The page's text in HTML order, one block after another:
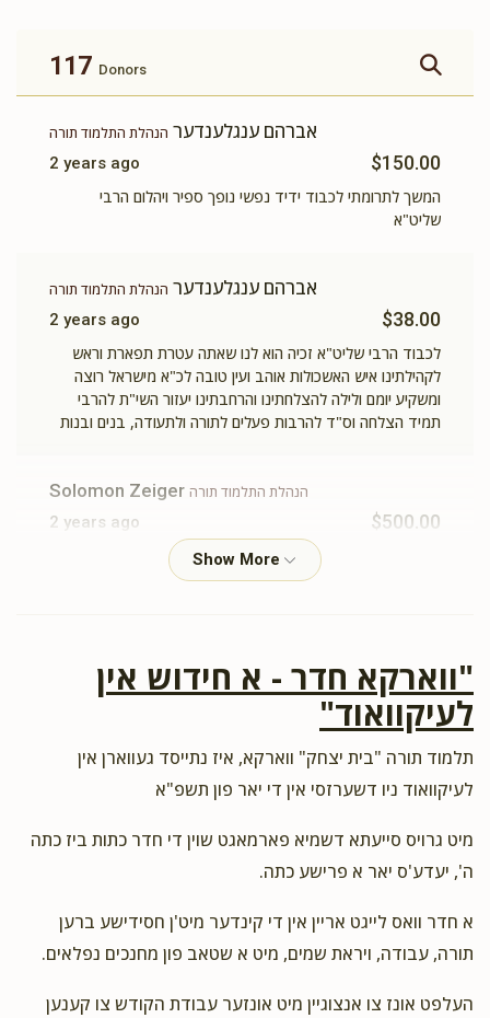
זכות תשב"ר תומך תורה
117 Donors
אברהם ענגלענדער הנהלת התלמוד תורה
2 years ago
$150.00
המשך לתרומתי לכבוד ידיד נפשי נופך ספיר ויהלום הרבי
שליט"א
אברהם ענגלענדער הנהלת התלמוד תורה
2 years ago
$38.00
לכבוד הרבי שליט"א זכיה הוא לנו שאתה עטרת תפארת וראש
לקהילתינו איש האשכולות אוהב ועין טובה לכ"א מישראל רוצה
ומשקיע יומם ולילה להצלחתינו והרחבתינו יעזור השי"ת להרבי
תמיד הצלחה וס"ד להרבות פעלים לתורה ולתעודה, בנים ובנות
Solomon Zeiger הנהלת התלמוד תורה
2 years ago
$500.00
זכות ברכת המזון
2 years ago
$50.00
לכבוד האדמור מווארקא שליט״א והמנהל שליט״א
2 years ago
$100.00
תומך תורה
Menachem Lehrfieldהנהלת התלמוד תורה
"ווארקא חדר - א חידוש אין
לעיקוואוד"
תלמוד תורה "בית יצחק" ווארקא, איז נתייסד געווארן אין
לעיקוואוד ניו דשערזסי אין די יאר פון תשפ"א
מיט גרויס סייעתא דשמיא פארמאגט שוין די חדר כתות ביז כתה
ה', יעדע'ס יאר א פרישע כתה.
א חדר וואס לייגט אריין אין די קינדער מיט'ן חסידישע ברען
תורה, עבודה, ויראת שמים, מיט א שטאב פון מחנכים נפלאים.
העלפט אונז צו אנצוגיין מיט אונזער עבודת הקודש צו קענען